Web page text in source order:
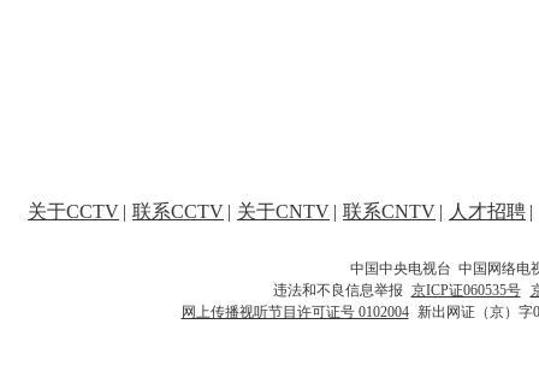
关于CCTV | 联系CCTV | 关于CNTV | 联系CNTV | 人才招聘 |
中国中央电视台 中国网络电
违法和不良信息举报 京ICP证060535号
网上传播视听节目许可证号 0102004 新出网证（京）